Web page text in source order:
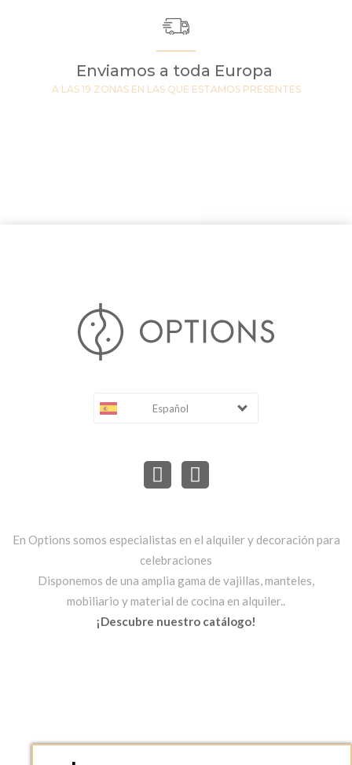
Enviamos a toda Europa
A LAS 19 ZONAS EN LAS QUE ESTAMOS PRESENTES
Español
En Options somos especialistas en el alquiler y decoración para
celebraciones
Disponemos de una amplia gama de vajillas, manteles,
mobiliario y material de cocina en alquiler..
¡Descubre nuestro catálogo!